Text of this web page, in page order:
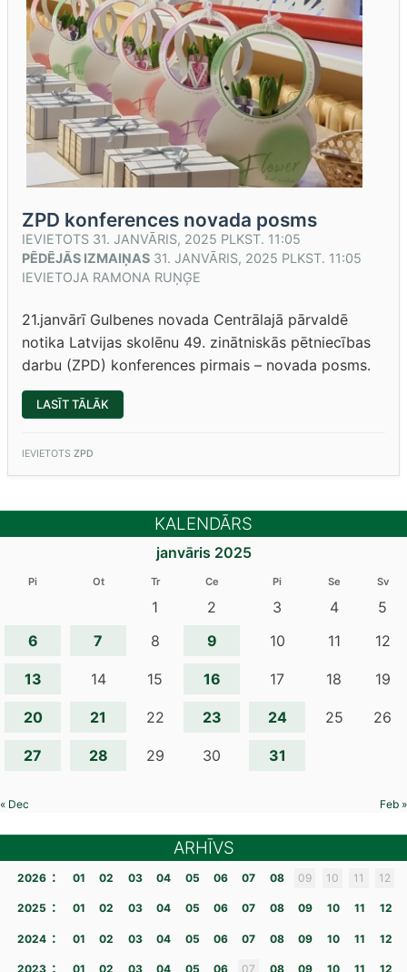
ZPD konferences novada posms
IEVIETOTS 31. JANVĀRIS, 2025 PLKST. 11:05
PĒDĒJĀS IZMAIŅAS 31. JANVĀRIS, 2025 PLKST. 11:05
IEVIETOJA RAMONA RUŅĢE
21.janvārī Gulbenes novada Centrālajā pārvaldē
notika Latvijas skolēnu 49. zinātniskās pētniecības
darbu (ZPD) konferences pirmais – novada posms.
LASĪT TĀLĀK
KONFERENCES
IEVIETOTS ZPD
KALENDĀRS
janvāris 2025
Pi Ot Tr Ce Pi Se Sv
1 2 3 4
5
6
7 8 9 10 11 12
13 14 15 16 17 18 19
20 21 22 23 24 25 26
27 28 29 30 31
« Dec Feb »
ARHĪVS
2026 : 01 02 03 04 05 06 07 08 09 10 11 12
2025 : 01 02 03 04 05 06 07 08 09 10 11 12
2024 : 01 02 03 04 05 06 07 08 09 10 11 12
2023 : 01 02 03 04 05 06 07 08 09 10 11 12